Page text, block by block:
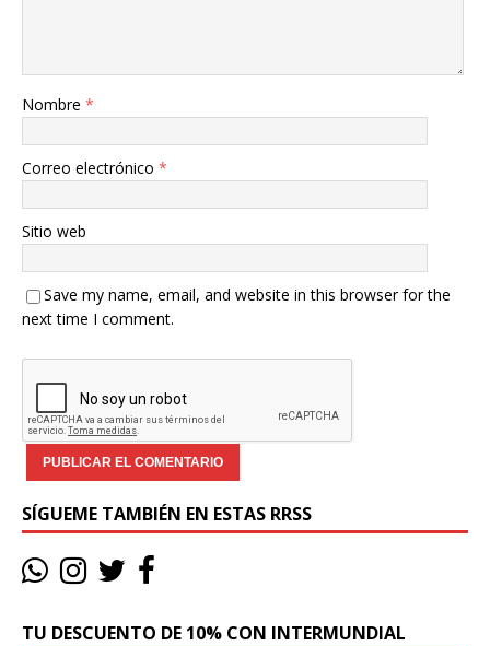
Nombre *
Correo electrónico *
Sitio web
Save my name, email, and website in this browser for the
next time I comment.
SÍGUEME TAMBIÉN EN ESTAS RRSS
TU DESCUENTO DE 10% CON INTERMUNDIAL